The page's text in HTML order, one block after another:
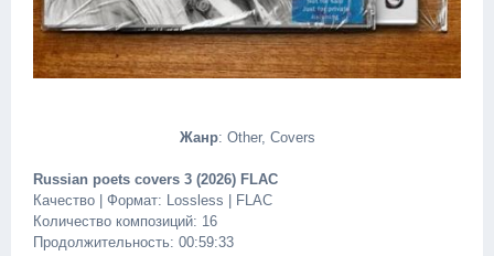
Жанр: Other, Covers
Russian poets covers 3 (2026) FLAC
Качество | Формат: Lossless | FLAC
Количество композиций: 16
Продолжительность: 00:59:33